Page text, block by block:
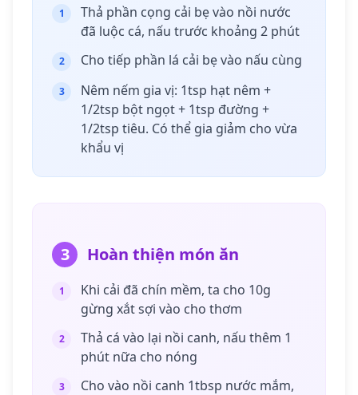
1
Thả phần cọng cải bẹ vào nồi nước
đã luộc cá, nấu trước khoảng 2 phút
2 Cho tiếp phần lá cải bẹ vào nấu cùng
3
Nêm nếm gia vị: 1tsp hạt nêm +
1/2tsp bột ngọt + 1tsp đường +
1/2tsp tiêu. Có thể gia giảm cho vừa
khẩu vị
3 Hoàn thiện món ăn
1
Khi cải đã chín mềm, ta cho 10g
gừng xắt sợi vào cho thơm
2
Thả cá vào lại nồi canh, nấu thêm 1
phút nữa cho nóng
3
Cho vào nồi canh 1tbsp nước mắm,